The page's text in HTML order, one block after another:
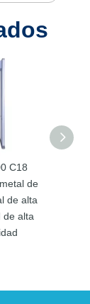
C18
de
de alta
de alta